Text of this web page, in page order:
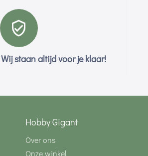
staan altijd voor je klaar!
Hobby Gigant
Over ons
Onze winkel